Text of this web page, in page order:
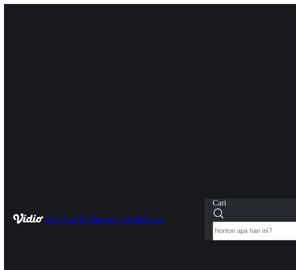
HomeLiveTV ShowSportsKidsNews
Cari